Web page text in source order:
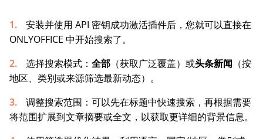
安装并使用 API 密钥成功激活插件后，您就可以直接在
ONLYOFFICE 中开始搜索了。
选择搜索模式： 全部 （获取广泛覆盖）或头条新闻 （按
地区、类别或来源筛选最新动态）。
调整搜索范围：可以先在标题中快速搜索，再根据需要
将范围扩展到文章摘要或全文，以获取更详细的背景信息。